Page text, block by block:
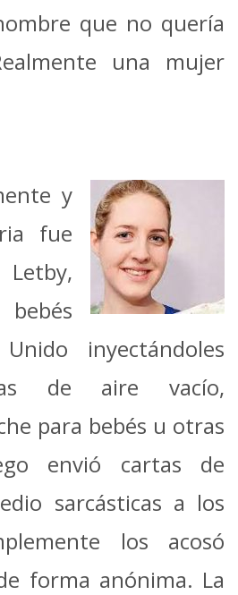
que no quería
una mujer
y
fue
inyectándoles
de aire vacío,
para bebés u otras
envió cartas de
sarcásticas a los
los acosó
forma anónima. La